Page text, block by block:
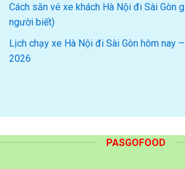
Cách săn vé xe khách Hà Nội đi Sài Gòn
người biết)
Lịch chạy xe Hà Nội đi Sài Gòn hôm nay
2026
PASGOFOOD